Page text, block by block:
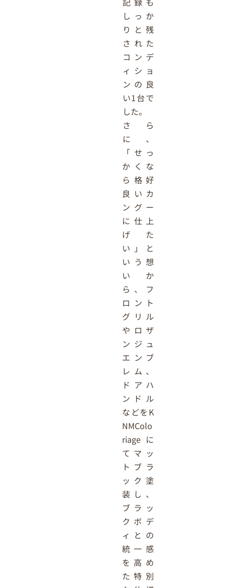
しっか
りと残
された
コンデ
ィショ
ンの良
い1台で
した。
さら
に、
「せっ
かくな
ら格好
良いカ
ングー
に仕上
げた
い」と
いう想
いか
ら、フ
ロント
グリル
やロザ
ンジュ
エンブ
レム、
ドアハ
ンドル
などをK
NMColo
riageに
てマッ
トブラ
ック塗
装し、
ブラッ
クボデ
ィとの
統一感
を高め
た特別